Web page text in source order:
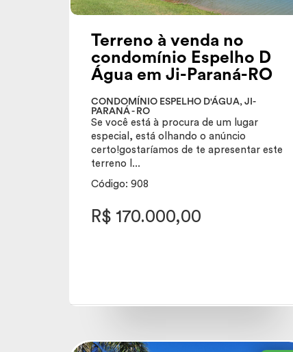
Terreno à venda no
condomínio Espelho D
Água em Ji-Paraná-RO
CONDOMÍNIO ESPELHO D'ÁGUA, JI-
PARANÁ - RO
Se você está à procura de um lugar
especial, está olhando o anúncio
certo!gostaríamos de te apresentar este
terreno l...
Código: 908
R$ 170.000,00